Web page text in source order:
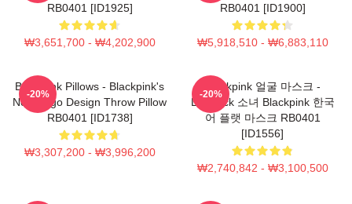
RB0401 [ID1925]
₩3,651,700 - ₩4,202,900
RB0401 [ID1900]
₩5,918,510 - ₩6,883,110
Blackpink Pillows - Blackpink's
New Logo Design Throw Pillow
RB0401 [ID1738]
₩3,307,200 - ₩3,996,200
-20%
Blackpink 얼굴 마스크 -
Lovesick 소녀 Blackpink 한국
어 플랫 마스크 RB0401
[ID1556]
₩2,740,842 - ₩3,100,500
-20%